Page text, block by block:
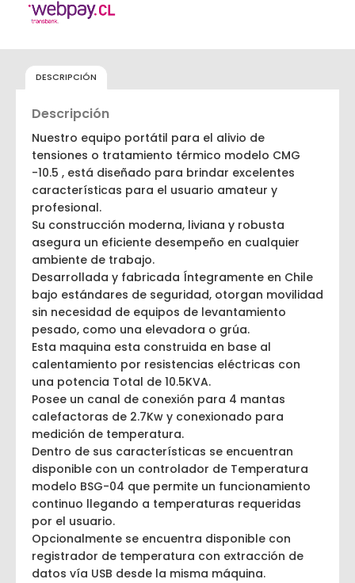
DESCRIPCIÓN
Descripción
Nuestro equipo portátil para el alivio de
tensiones o tratamiento térmico modelo CMG
-10.5 , está diseñado para brindar excelentes
características para el usuario amateur y
profesional.
Su construcción moderna, liviana y robusta
asegura un eficiente desempeño en cualquier
ambiente de trabajo.
Desarrollada y fabricada Íntegramente en Chile
bajo estándares de seguridad, otorgan movilidad
sin necesidad de equipos de levantamiento
pesado, como una elevadora o grúa.
Esta maquina esta construida en base al
calentamiento por resistencias eléctricas con
una potencia Total de 10.5KVA.
Posee un canal de conexión para 4 mantas
calefactoras de 2.7Kw y conexionado para
medición de temperatura.
Dentro de sus características se encuentran
disponible con un controlador de Temperatura
modelo BSG-04 que permite un funcionamiento
continuo llegando a temperaturas requeridas
por el usuario.
Opcionalmente se encuentra disponible con
registrador de temperatura con extracción de
datos vía USB desde la misma máquina.